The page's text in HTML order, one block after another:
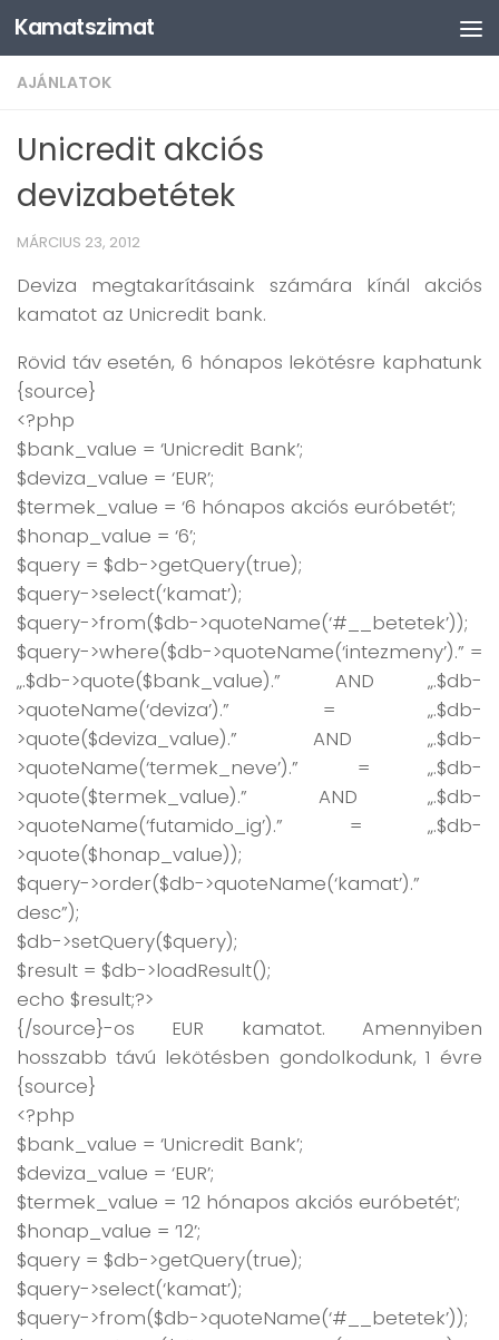
Skip to content
Kamatszimat
AJÁNLATOK
Unicredit akciós
devizabetétek
MÁRCIUS 23, 2012
Deviza megtakarításaink számára kínál akciós
kamatot az Unicredit bank.
Rövid táv esetén, 6 hónapos lekötésre kaphatunk
{source}
<?php
$bank_value = ‘Unicredit Bank’;
$deviza_value = ‘EUR’;
$termek_value = ‘6 hónapos akciós euróbetét’;
$honap_value = ‘6’;
$query = $db->getQuery(true);
$query->select(‘kamat’);
$query->from($db->quoteName(‘#__betetek’));
$query->where($db->quoteName(‘intezmeny’).” =
„.$db->quote($bank_value).” AND „.$db-
>quoteName(‘deviza’).” = „.$db-
>quote($deviza_value).” AND „.$db-
>quoteName(‘termek_neve’).” = „.$db-
>quote($termek_value).” AND „.$db-
>quoteName(‘futamido_ig’).” = „.$db-
>quote($honap_value));
$query->order($db->quoteName(‘kamat’).”
desc”);
$db->setQuery($query);
$result = $db->loadResult();
echo $result;?>
{/source}-os EUR kamatot. Amennyiben
hosszabb távú lekötésben gondolkodunk, 1 évre
{source}
<?php
$bank_value = ‘Unicredit Bank’;
$deviza_value = ‘EUR’;
$termek_value = ’12 hónapos akciós euróbetét’;
$honap_value = ’12’;
$query = $db->getQuery(true);
$query->select(‘kamat’);
$query->from($db->quoteName(‘#__betetek’));